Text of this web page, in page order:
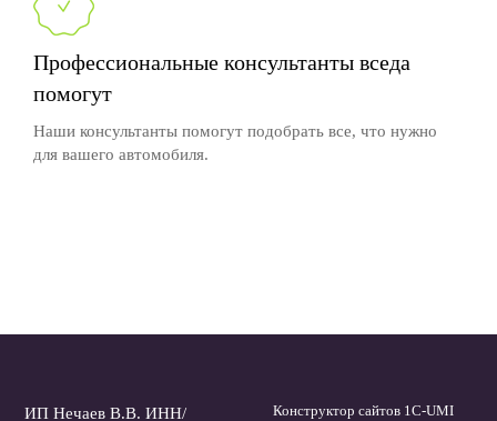
Профессиональные консультанты вседа
помогут
Наши консультанты помогут подобрать все, что нужно
для вашего автомобиля.
ИП Нечаев В.В. ИНН/ Конструктор сайтов 1С-UMI